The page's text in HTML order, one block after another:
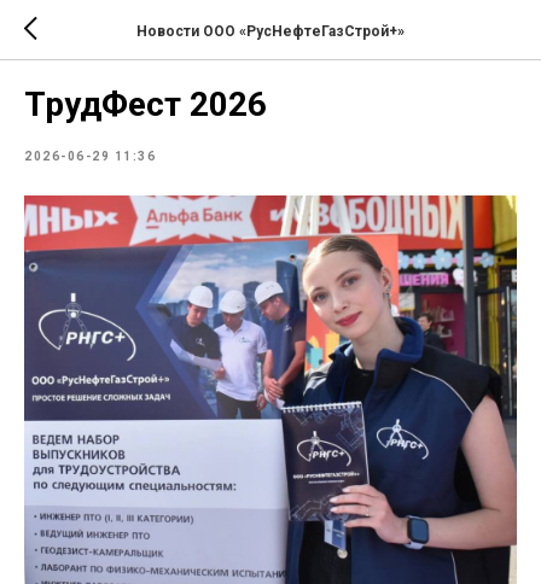
Новости ООО «РусНефтеГазСтрой+»
ТрудФест 2026
2026-06-29 11:36